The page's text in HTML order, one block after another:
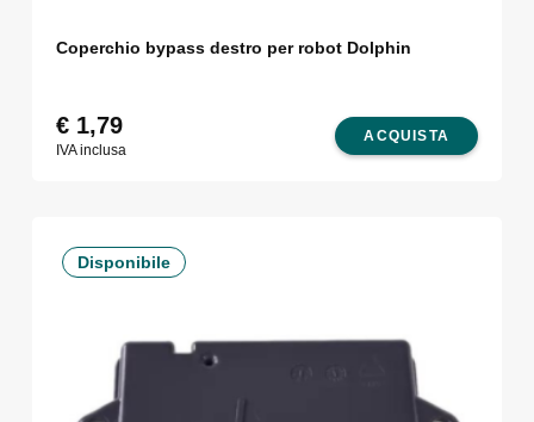
Coperchio bypass destro per robot Dolphin
ACQUISTA
€1,79
IVA inclusa
Disponibile